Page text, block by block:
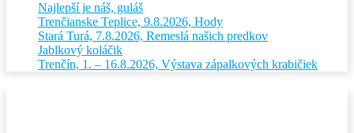
Najlepší je náš, guláš
Trenčianske Teplice, 9.8.2026, Hody
Stará Turá, 7.8.2026, Remeslá našich predkov
Jablkový koláčik
Trenčín, 1. – 16.8.2026, Výstava zápalkových krabičiek